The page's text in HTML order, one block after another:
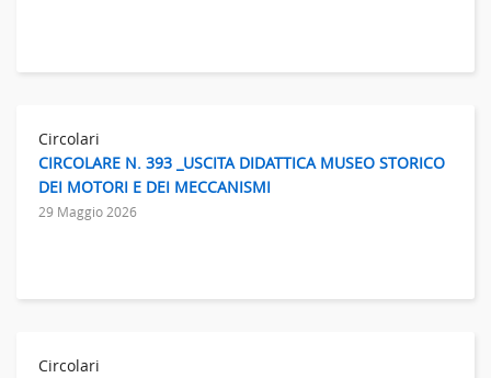
Circolari
CIRCOLARE N. 393 _USCITA DIDATTICA MUSEO STORICO
DEI MOTORI E DEI MECCANISMI
29 Maggio 2026
Circolari